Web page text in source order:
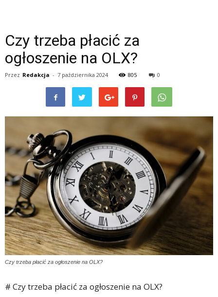
Czy trzeba płacić za
ogłoszenie na OLX?
Przez Redakcja - 7 października 2024 805 0
Czy trzeba płacić za ogłoszenie na OLX?
# Czy trzeba płacić za ogłoszenie na OLX?